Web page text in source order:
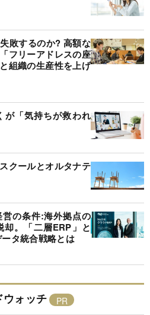
敗するのか? 高額な
フリーアドレスの座
組織の生産性を上げ
が「気持ちが救われ
クールとオルタナテ
の条件:海外拠点の
却。「二層ERP」と
タ統合戦略とは
ウォッチ